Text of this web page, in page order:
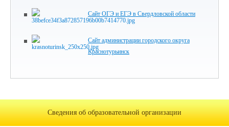
Сайт ОГЭ и ЕГЭ в Свердловской области
Сайт администрации городского округа
Краснотурьинск
Сведения об образовательной организации